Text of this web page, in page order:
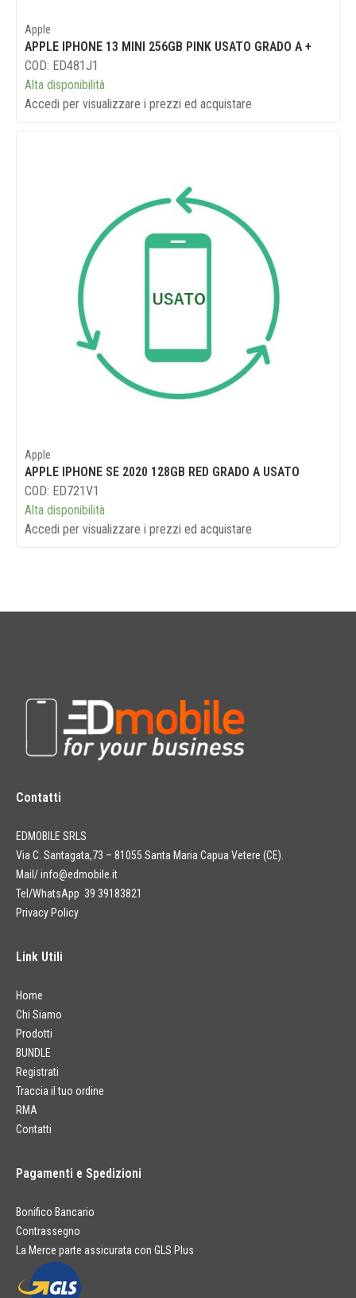
Apple
APPLE IPHONE 13 MINI 256GB PINK USATO GRADO A +
COD: ED481J1
Alta disponibilità
Accedi per visualizzare i prezzi ed acquistare
Apple
APPLE IPHONE SE 2020 128GB RED GRADO A USATO
COD: ED721V1
Alta disponibilità
Accedi per visualizzare i prezzi ed acquistare
Contatti
EDMOBILE SRLS
Via C. Santagata,73 – 81055 Santa Maria Capua Vetere (CE).
Mail/info@edmobile.it
Tel/WhatsApp 39 39183821
Privacy Policy
Link Utili
Home
Chi Siamo
Prodotti
BUNDLE
Registrati
Traccia il tuo ordine
RMA
Contatti
Pagamenti e Spedizioni
Bonifico Bancario
Contrassegno
La Merce parte assicurata con GLS Plus